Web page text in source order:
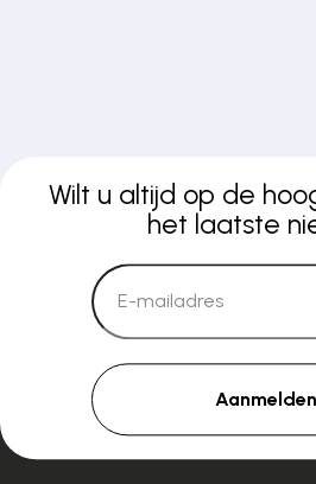
Wilt u altijd op de
het laatste
Aanmelden